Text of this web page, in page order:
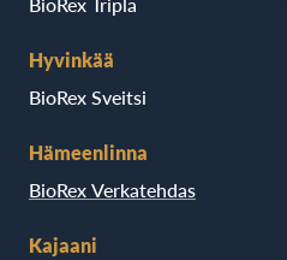
Hyvinkää
BioRex Sveitsi
Hämeenlinna
BioRex Verkatehdas
Kajaani